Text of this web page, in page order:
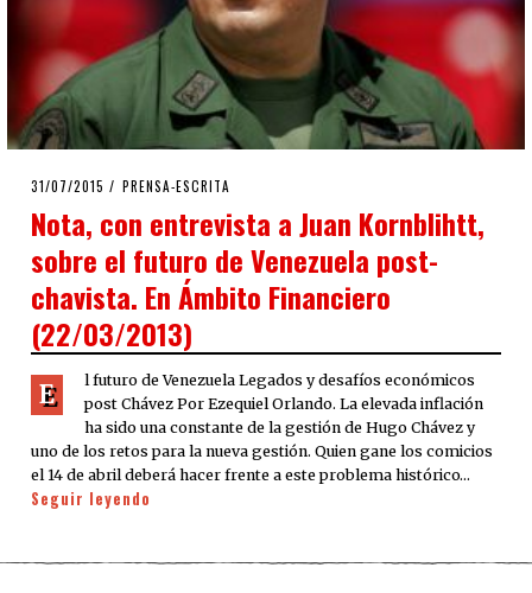
POSTED
31/07/2015 31/07/2015
PRENSA-ESCRITA
Nota, con entrevista a Juan Kornblihtt,
sobre el futuro de Venezuela post-
chavista. En Ámbito Financiero
(22/03/2013)
E
l futuro de Venezuela Legados y desafíos económicos
post Chávez Por Ezequiel Orlando. La elevada inflación
ha sido una constante de la gestión de Hugo Chávez y
uno de los retos para la nueva gestión. Quien gane los comicios
el 14 de abril deberá hacer frente a este problema histórico…
Seguir leyendo